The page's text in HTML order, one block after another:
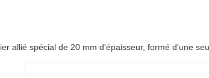
allié spécial de 20 mm d'épaisseur, formé d'une